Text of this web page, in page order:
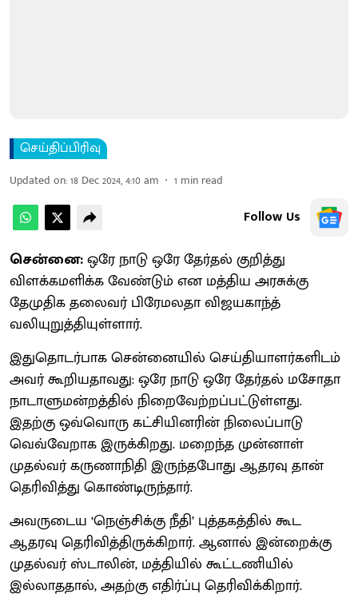
செய்திப்பிரிவு
Updated on:18 Dec 2024, 4:10 am 1 min read
Follow Us
சென்னை:ஒரே நாடு ஒரே தேர்தல் குறித்து
விளக்கமளிக்க வேண்டும் என மத்திய அரசுக்கு
தேமுதிக தலைவர் பிரேமலதா விஜயகாந்த்
வலியுறுத்தியுள்ளார்.
இதுதொடர்பாக சென்னையில் செய்தியாளர்களிடம்
அவர் கூறியதாவது: ஒரே நாடு ஒரே தேர்தல் மசோதா
நாடாளுமன்றத்தில் நிறைவேற்றப்பட்டுள்ளது.
இதற்கு ஒவ்வொரு கட்சியினரின் நிலைப்பாடு
வெவ்வேறாக இருக்கிறது. மறைந்த முன்னாள்
முதல்வர் கருணாநிதி இருந்தபோது ஆதரவு தான்
தெரிவித்து கொண்டிருந்தார்.
அவருடைய ‘நெஞ்சிக்கு நீதி’ புத்தகத்தில் கூட
ஆதரவு தெரிவித்திருக்கிறார். ஆனால் இன்றைக்கு
முதல்வர் ஸ்டாலின், மத்தியில் கூட்டணியில்
இல்லாததால், அதற்கு எதிர்ப்பு தெரிவிக்கிறார்.